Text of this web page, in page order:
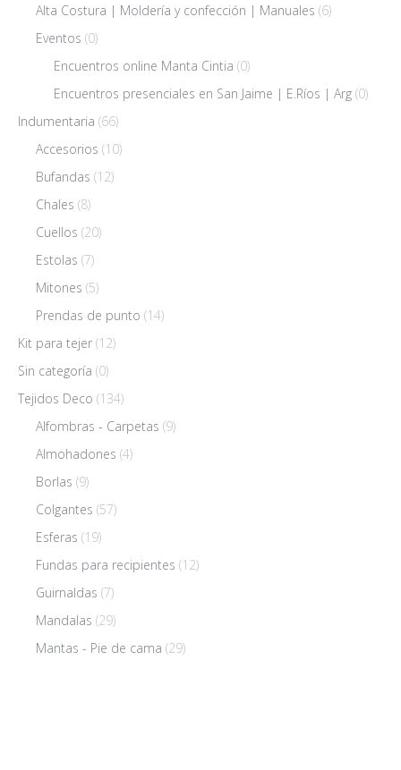
Alta Costura | Moldería y confección | Manuales (6)
Eventos (0)
Encuentros online Manta Cintia (0)
Encuentros presenciales en San Jaime | E.Ríos | Arg (0)
Indumentaria (66)
Accesorios (10)
Bufandas (12)
Chales (8)
Cuellos (20)
Estolas (7)
Mitones (5)
Prendas de punto (14)
Kit para tejer (12)
Sin categoría (0)
Tejidos Deco (134)
Alfombras - Carpetas (9)
Almohadones (4)
Borlas (9)
Colgantes (57)
Esferas (19)
Fundas para recipientes (12)
Guirnaldas (7)
Mandalas (29)
Mantas - Pie de cama (29)